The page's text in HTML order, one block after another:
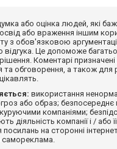
або оцінка людей, які
або враження іншим
з обов'язковою
відгука. Це допоможе
Коментарі
та обговорення, а також для
використання
або образ; безпосереднє
компаніями;
діяльність компанії і / або
на сторонні